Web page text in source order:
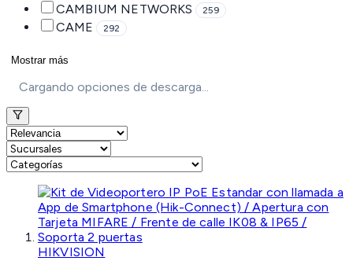
CAMBIUM NETWORKS 259
CAME 292
Mostrar más
Cargando opciones de descarga...
HIKVISION